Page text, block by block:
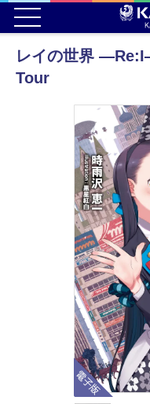
レイの世界
Tour
電子版